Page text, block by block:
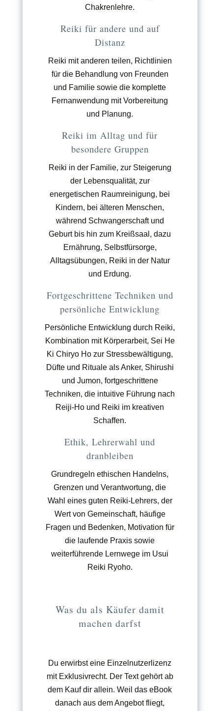
Chakrenlehre.
Reiki für andere und auf
Distanz
Reiki mit anderen teilen, Richtlinien
für die Behandlung von Freunden
und Familie sowie die komplette
Fernanwendung mit Vorbereitung
und Planung.
Reiki im Alltag und für
besondere Gruppen
Reiki in der Familie, zur Steigerung
der Lebensqualität, zur
energetischen Raumreinigung, bei
Kindern, bei älteren Menschen,
während Schwangerschaft und
Geburt bis hin zum Kreißsaal, dazu
Ernährung, Selbstfürsorge,
Alltagsübungen, Reiki in der Natur
und Erdung.
Fortgeschrittene Techniken und
persönliche Entwicklung
Persönliche Entwicklung durch Reiki,
Kombination mit Körperarbeit, Sei He
Ki Chiryo Ho zur Stressbewältigung,
Düfte und Rituale als Anker, Shirushi
und Jumon, fortgeschrittene
Techniken, die intuitive Führung nach
Reiji-Ho und Reiki im kreativen
Schaffen.
Ethik, Lehrerwahl und
dranbleiben
Grundregeln ethischen Handelns,
Grenzen und Verantwortung, die
Wahl eines guten Reiki-Lehrers, der
Wert von Gemeinschaft, häufige
Fragen und Bedenken, Motivation für
die laufende Praxis sowie
weiterführende Lernwege im Usui
Reiki Ryoho.
Was du als Käufer damit
machen darfst
Du erwirbst eine Einzelnutzerlizenz
mit Exklusivrecht. Der Text gehört ab
dem Kauf dir allein. Weil das eBook
danach aus dem Angebot fliegt,